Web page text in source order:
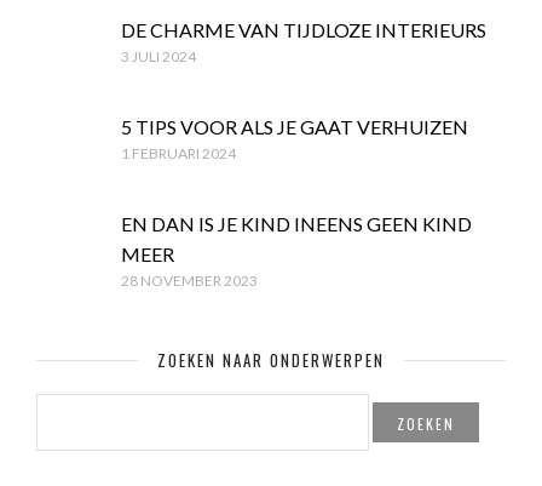
DE CHARME VAN TIJDLOZE INTERIEURS
3 JULI 2024
5 TIPS VOOR ALS JE GAAT VERHUIZEN
1 FEBRUARI 2024
EN DAN IS JE KIND INEENS GEEN KIND
MEER
28 NOVEMBER 2023
ZOEKEN NAAR ONDERWERPEN
ZOEKEN